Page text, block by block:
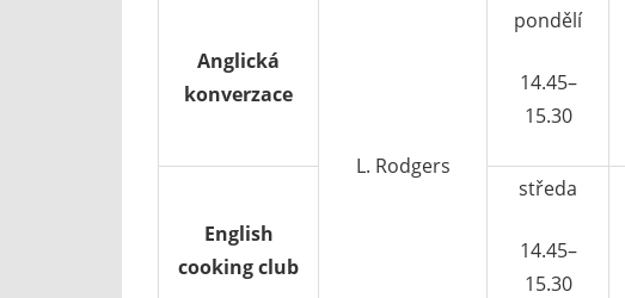
Anglická
konverzace
L. Rodgers
pondělí
14.45–
15.30
English
cooking club
středa
14.45–
15.30